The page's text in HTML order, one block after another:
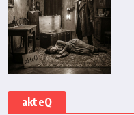
akteQ